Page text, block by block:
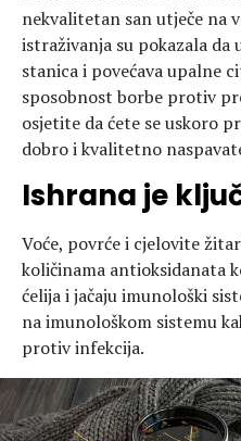
nekvalitetan san utječe na
istraživanja su pokazala
stanica i povećava upalne
sposobnost borbe protiv
osjetite da ćete se uskoro
dobro i kvalitetno
Ishrana je
Voće, povrće i cjelovite
količinama antioksidanata
ćelija i jačaju imunološki
na imunološkom sistemu
protiv infekcija.